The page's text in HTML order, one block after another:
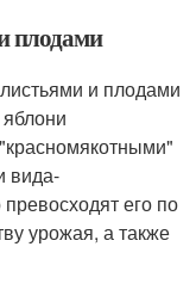
плодами
и плодами
вида-
его по
урожая, а также